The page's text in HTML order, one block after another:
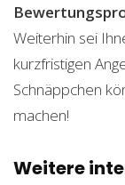
Weiterhin sei
kurzfristigen
Schnäppchen
machen!
Weitere